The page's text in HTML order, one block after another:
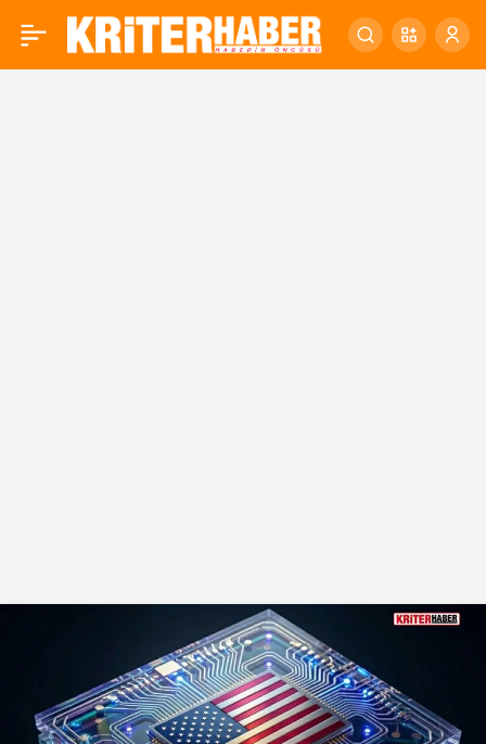
Yapay Zekâda Küresel 0